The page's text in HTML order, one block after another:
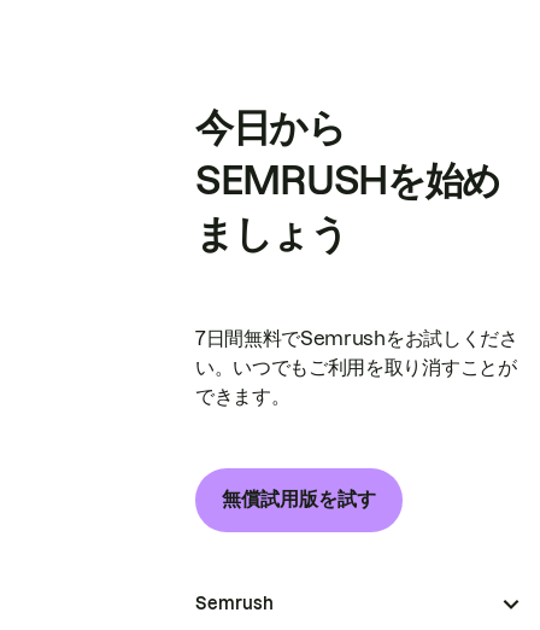
今日から
SEMRUSHを始め
ましょう
7日間無料でSemrushをお試しくださ
い。いつでもご利用を取り消すことが
できます。
無償試用版を試す
Semrush